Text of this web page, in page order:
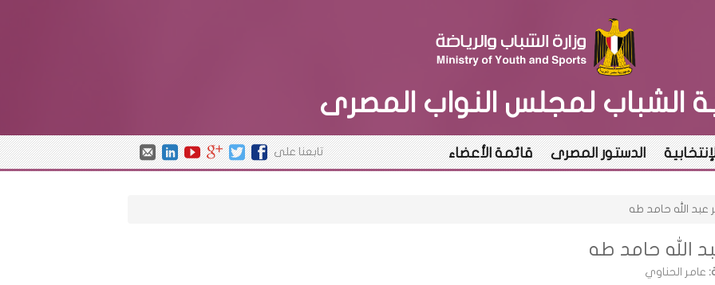
الشباب لمجلس النواب المصرى
الدستور المصرى قائمة الأعضاء تابعنا على
عبد الله حامد طه
الله حامد طه
عامر الحناوي